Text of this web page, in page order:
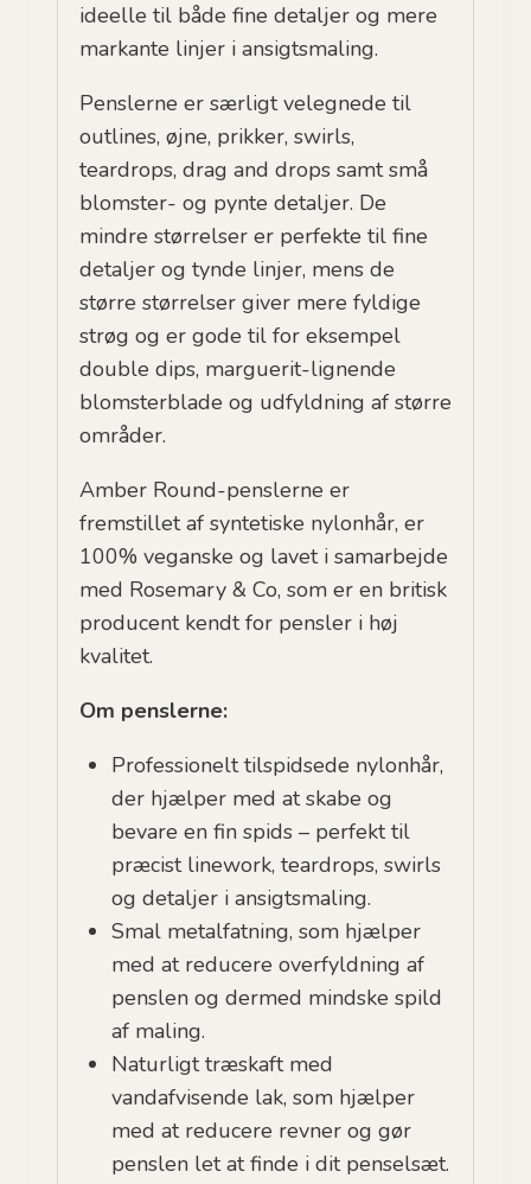
ideelle til både fine detaljer og mere
markante linjer i ansigtsmaling.
Penslerne er særligt velegnede til
outlines, øjne, prikker, swirls,
teardrops, drag and drops samt små
blomster- og pynte detaljer. De
mindre størrelser er perfekte til fine
detaljer og tynde linjer, mens de
større størrelser giver mere fyldige
strøg og er gode til for eksempel
double dips, marguerit-lignende
blomsterblade og udfyldning af større
områder.
Amber Round-penslerne er
fremstillet af syntetiske nylonhår, er
100% veganske og lavet i samarbejde
med Rosemary & Co, som er en britisk
producent kendt for pensler i høj
kvalitet.
Om penslerne:
Professionelt tilspidsede nylonhår,
der hjælper med at skabe og
bevare en fin spids – perfekt til
præcist linework, teardrops, swirls
og detaljer i ansigtsmaling.
Smal metalfatning, som hjælper
med at reducere overfyldning af
penslen og dermed mindske spild
af maling.
Naturligt træskaft med
vandafvisende lak, som hjælper
med at reducere revner og gør
penslen let at finde i dit penselsæt.